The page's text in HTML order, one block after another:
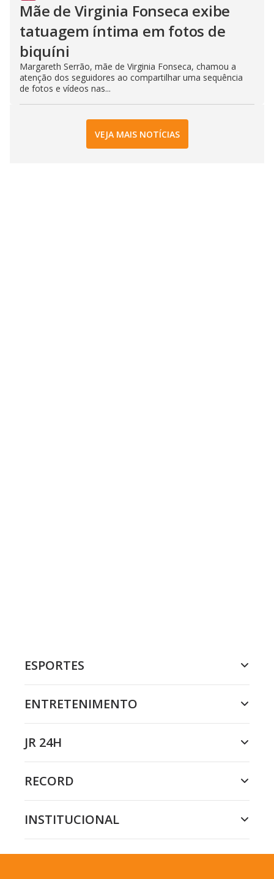
Mãe de Virginia Fonseca exibe
tatuagem íntima em fotos de
biquíni
Margareth Serrão, mãe de Virginia Fonseca, chamou a
atenção dos seguidores ao compartilhar uma sequência
de fotos e vídeos nas...
VEJA MAIS NOTÍCIAS
ESPORTES
ENTRETENIMENTO
JR 24H
RECORD
INSTITUCIONAL